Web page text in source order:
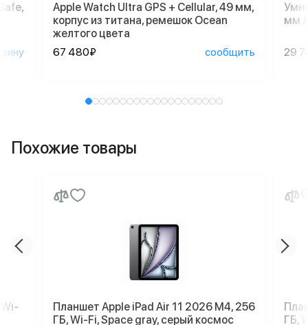
Apple Watch Ultra GPS + Cellular, 49 мм,
корпус из титана, ремешок Ocean
желтого цвета
67 480₽
сообщить
мм
29
Похожие товары
Планшет Apple iPad Air 11 2026 M4, 256
ГБ, Wi-Fi, Space gray, серый космос
ГБ,